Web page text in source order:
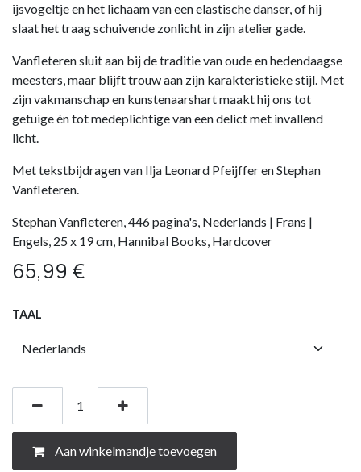
ijsvogeltje en het lichaam van een elastische danser, of hij
slaat het traag schuivende zonlicht in zijn atelier gade.
Vanfleteren sluit aan bij de traditie van oude en hedendaagse
meesters, maar blijft trouw aan zijn karakteristieke stijl. Met
zijn vakmanschap en kunstenaarshart maakt hij ons tot
getuige én tot medeplichtige van een delict met invallend
licht.
Met tekstbijdragen van Ilja Leonard Pfeijffer en Stephan
Vanfleteren.
Stephan Vanfleteren, 446 pagina's, Nederlands | Frans |
Engels, 25 x 19 cm, Hannibal Books, Hardcover
65,99 €
TAAL
Aan winkelmandje toevoegen